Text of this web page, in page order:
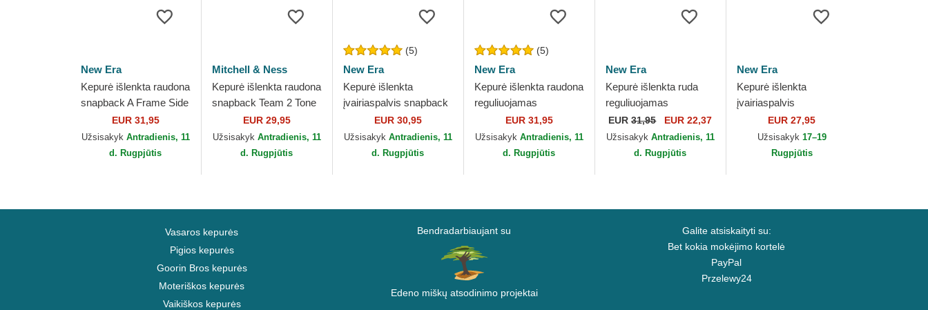
New Era
Kepurė išlenkta raudona
snapback A Frame Side
Patch Chicago Bulls
NBA New Era
EUR 31,95
Užsisakyk Antradienis, 11
d. Rugpjūtis
Mitchell & Ness
Kepurė išlenkta raudona
snapback Team 2 Tone
2.0 Pro Chicago Bulls
NBA Mitchell & Ness
EUR 29,95
Užsisakyk Antradienis, 11
d. Rugpjūtis
(5)
New Era
Kepurė išlenkta
įvairiaspalvis snapback
A Frame Team Colour
Chicago Bulls NBA New
EUR 30,95
Užsisakyk Antradienis, 11
d. Rugpjūtis
(5)
New Era
Kepurė išlenkta raudona
reguliuojamas
9TWENTY Draft Edition
2023 Chicago Bulls
NBA New Era
EUR 31,95
Užsisakyk Antradienis, 11
d. Rugpjūtis
New Era
Kepurė išlenkta ruda
reguliuojamas
9TWENTY Draft 2024
Chicago Bulls NBA New
EUR31,95 EUR 22,37
Užsisakyk Antradienis, 11
d. Rugpjūtis
New Era
Kepurė išlenkta
įvairiaspalvis
reguliuojamas 9FORTY
Side Patch New York
Yankees MLB New Era
EUR 27,95
Užsisakyk 17–19
Rugpjūtis
Vasaros kepurės
Pigios kepurės
Goorin Bros kepurės
Moteriškos kepurės
Vaikiškos kepurės
Bendradarbiaujant su
Edeno miškų atsodinimo projektai
Galite atsiskaityti su:
Bet kokia mokėjimo kortelė
PayPal
Przelewy24